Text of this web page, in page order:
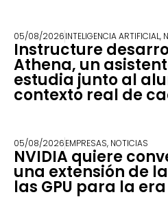
05/08/2026INTELIGENCIA ARTIFICIAL,
Instructure
Athena, un
estudia junto al
contexto real de
05/08/2026EMPRESAS, NOTICIAS
NVIDIA quiere
una extensión de
las GPU para la